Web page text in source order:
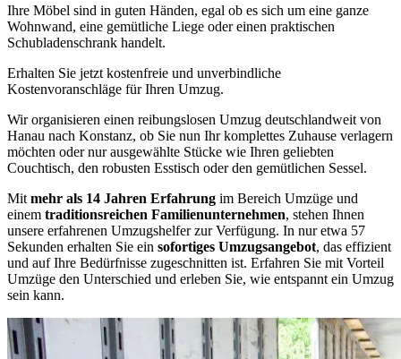
Ihre Möbel sind in guten Händen, egal ob es sich um eine ganze
Wohnwand, eine gemütliche Liege oder einen praktischen
Schubladenschrank handelt.
Erhalten Sie jetzt kostenfreie und unverbindliche
Kostenvoranschläge für Ihren Umzug.
Wir organisieren einen reibungslosen Umzug deutschlandweit von
Hanau nach Konstanz, ob Sie nun Ihr komplettes Zuhause verlagern
möchten oder nur ausgewählte Stücke wie Ihren geliebten
Couchtisch, den robusten Esstisch oder den gemütlichen Sessel.
Mit mehr als 14 Jahren Erfahrung im Bereich Umzüge und
einem traditionsreichen Familienunternehmen, stehen Ihnen
unsere erfahrenen Umzugshelfer zur Verfügung. In nur etwa 57
Sekunden erhalten Sie ein sofortiges Umzugsangebot, das effizient
und auf Ihre Bedürfnisse zugeschnitten ist. Erfahren Sie mit Vorteil
Umzüge den Unterschied und erleben Sie, wie entspannt ein Umzug
sein kann.